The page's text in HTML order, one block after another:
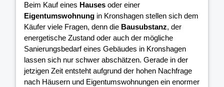
Beim Kauf eines Hauses oder einer
Eigentumswohnung in Kronshagen stellen sich dem
Käufer viele Fragen, denn die Bausubstanz, der
energetische Zustand oder auch der mögliche
Sanierungsbedarf eines Gebäudes in Kronshagen
lassen sich nur schwer abschätzen. Gerade in der
jetzigen Zeit entsteht aufgrund der hohen Nachfrage
nach Häusern und Eigentumswohnungen ein enormer